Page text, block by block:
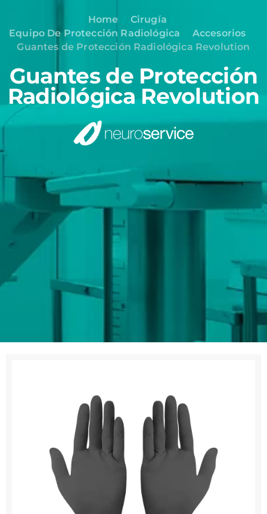
Home
Cirugía
Equipo De Protección Radiológica
Accesorios
Guantes de Protección Radiológica Revolution
Guantes de Protección
Radiológica Revolution